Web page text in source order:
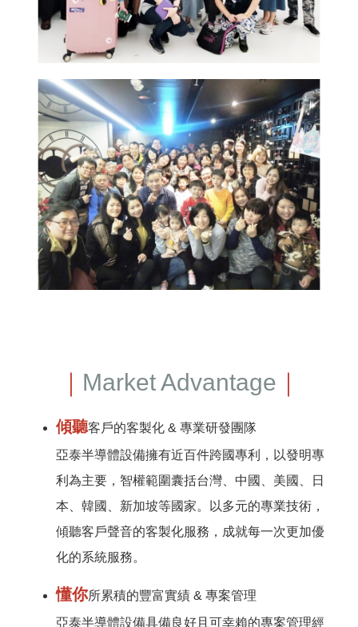
Market Advantage
傾聽客戶的客製化 & 專業研發團隊
亞泰半導體設備擁有近百件跨國專利，以發明專
利為主要，智權範圍囊括台灣、中國、美國、日
本、韓國、新加坡等國家。以多元的專業技術，
傾聽客戶聲音的客製化服務，成就每一次更加優
化的系統服務。
懂你所累積的豐富實績 & 專案管理
亞泰半導體設備具備良好且可幸賴的專案管理經